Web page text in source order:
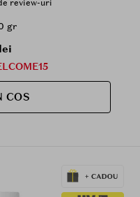
review-uri
gr
lei
COS